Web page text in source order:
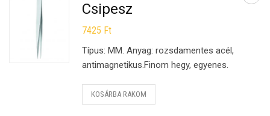
Csipesz
7425 Ft
Típus: MM. Anyag: rozsdamentes acél,
antimagnetikus.Finom hegy, egyenes.
KOSÁRBA RAKOM